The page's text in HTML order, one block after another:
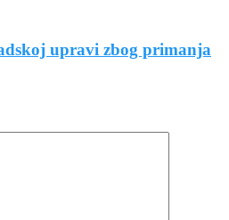
upravi zbog primanja